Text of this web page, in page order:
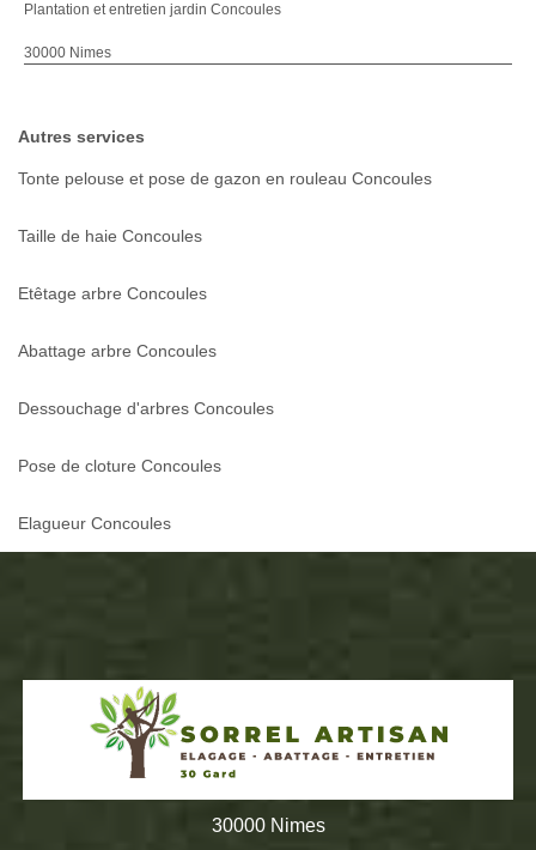
Plantation et entretien jardin Concoules
30000 Nimes
Autres services
Tonte pelouse et pose de gazon en rouleau Concoules
Taille de haie Concoules
Etêtage arbre Concoules
Abattage arbre Concoules
Dessouchage d'arbres Concoules
Pose de cloture Concoules
Elagueur Concoules
30000 Nimes